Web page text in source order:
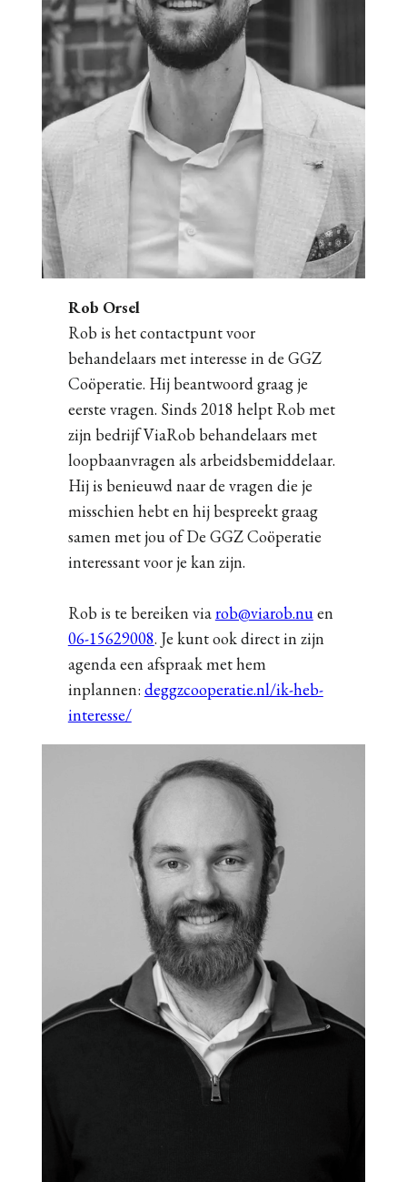
Rob Orsel
Rob is het contactpunt voor
behandelaars met interesse in de GGZ
Coöperatie. Hij beantwoord graag je
eerste vragen. Sinds 2018 helpt Rob met
zijn bedrijf ViaRob behandelaars met
loopbaanvragen als arbeidsbemiddelaar.
Hij is benieuwd naar de vragen die je
misschien hebt en hij bespreekt graag
samen met jou of De GGZ Coöperatie
interessant voor je kan zijn.
Rob is te bereiken viarob@viarob.nuen
06-15629008. Je kunt ook direct in zijn
agenda een afspraak met hem
inplannen: deggzcooperatie.nl/ik-heb-
interesse/